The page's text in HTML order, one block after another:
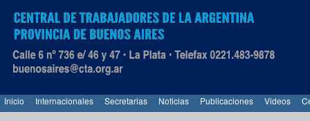
Inicio Internacionales Secretarias Noticias Publicaciones Videos